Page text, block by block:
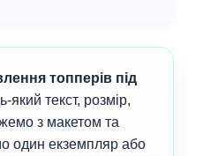
топперів під
який текст, розмір,
з макетом та
один екземпляр або